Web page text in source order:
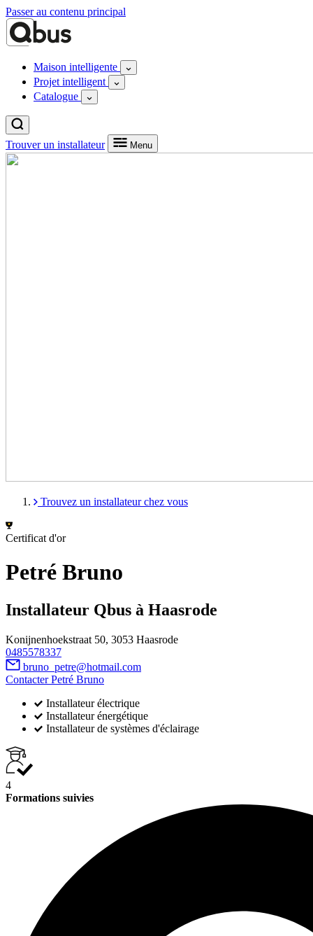
Passer au contenu principal
Maison intelligente
Projet intelligent
Catalogue
Trouver un installateur Menu
Trouvez un installateur chez vous
Certificat d'or
Petré Bruno
Installateur Qbus à Haasrode
Konijnenhoekstraat 50, 3053 Haasrode
0485578337
bruno_petre@hotmail.com
Contacter Petré Bruno
Installateur électrique
Installateur énergétique
Installateur de systèmes d'éclairage
4
Formations suivies